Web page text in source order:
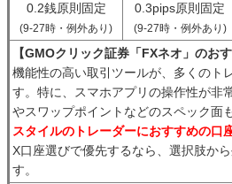
0.2銭原則固定
(9-27時・例外あり)
0.3pips原則固定
(9-27時・例外あり)
【GMOクリック証券「FXネオ」のお
機能性の高い取引ツールが、多くのト
す。特に、スマホアプリの操作性が非
やスワップポイントなどのスペック面
スタイルのトレーダーにおすすめの口
X口座選びで優先するなら、選択肢か
す。